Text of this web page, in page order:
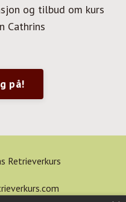
og tilbud om kurs
Cathrins
på!
Retrieverkurs